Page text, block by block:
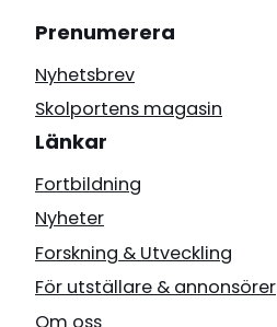
Prenumerera
Nyhetsbrev
Skolportens magasin
Länkar
Fortbildning
Nyheter
Forskning & Utveckling
För utställare & annonsörer
Om oss